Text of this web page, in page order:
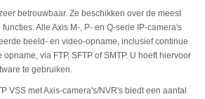
betrouwbaar. Ze beschikken over de meest
Alle Axis M-, P- en Q-serie IP-camera's
beeld- en video-opname, inclusief continue
via FTP, SFTP of SMTP. U hoeft hiervoor
te gebruiken.
VSS met Axis-camera's/NVR's biedt een aantal